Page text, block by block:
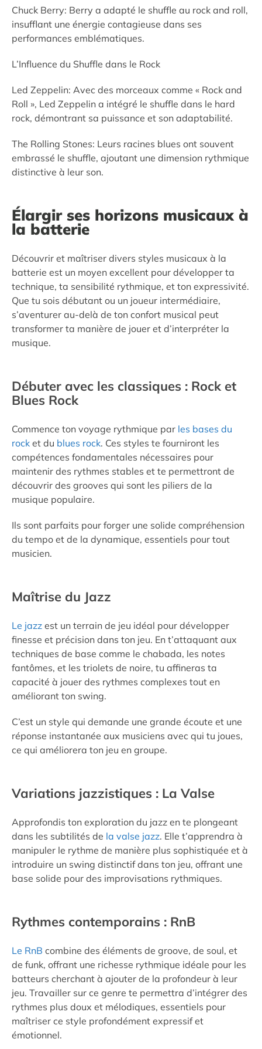
Chuck Berry: Berry a adapté le shuffle au rock and roll,
insufflant une énergie contagieuse dans ses
performances emblématiques.
L’Influence du Shuffle dans le Rock
Led Zeppelin: Avec des morceaux comme « Rock and
Roll », Led Zeppelin a intégré le shuffle dans le hard
rock, démontrant sa puissance et son adaptabilité.
The Rolling Stones: Leurs racines blues ont souvent
embrassé le shuffle, ajoutant une dimension rythmique
distinctive à leur son.
Élargir ses horizons musicaux à
la batterie
Découvrir et maîtriser divers styles musicaux à la
batterie est un moyen excellent pour développer ta
technique, ta sensibilité rythmique, et ton expressivité.
Que tu sois débutant ou un joueur intermédiaire,
s’aventurer au-delà de ton confort musical peut
transformer ta manière de jouer et d’interpréter la
musique.
Débuter avec les classiques : Rock et
Blues Rock
Commence ton voyage rythmique par les bases du
rock et du blues rock. Ces styles te fourniront les
compétences fondamentales nécessaires pour
maintenir des rythmes stables et te permettront de
découvrir des grooves qui sont les piliers de la
musique populaire.
Ils sont parfaits pour forger une solide compréhension
du tempo et de la dynamique, essentiels pour tout
musicien.
Maîtrise du Jazz
Le jazz est un terrain de jeu idéal pour développer
finesse et précision dans ton jeu. En t’attaquant aux
techniques de base comme le chabada, les notes
fantômes, et les triolets de noire, tu affineras ta
capacité à jouer des rythmes complexes tout en
améliorant ton swing.
C’est un style qui demande une grande écoute et une
réponse instantanée aux musiciens avec qui tu joues,
ce qui améliorera ton jeu en groupe.
Variations jazzistiques : La Valse
Approfondis ton exploration du jazz en te plongeant
dans les subtilités de la valse jazz. Elle t’apprendra à
manipuler le rythme de manière plus sophistiquée et à
introduire un swing distinctif dans ton jeu, offrant une
base solide pour des improvisations rythmiques.
Rythmes contemporains : RnB
Le RnB combine des éléments de groove, de soul, et
de funk, offrant une richesse rythmique idéale pour les
batteurs cherchant à ajouter de la profondeur à leur
jeu. Travailler sur ce genre te permettra d’intégrer des
rythmes plus doux et mélodiques, essentiels pour
maîtriser ce style profondément expressif et
émotionnel.